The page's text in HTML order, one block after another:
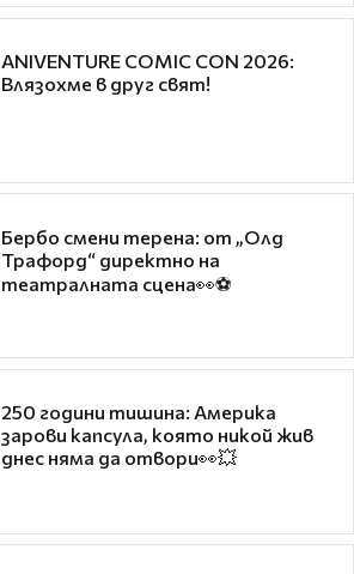
ANIVENTURE COMIC CON 2026:
Влязохме в друг свят!
Бербо смени терена: от „Олд
Трафорд“ директно на
театралната сцена👀⚽
250 години тишина: Америка
зарови капсула, която никой жив
днес няма да отвори👀💥